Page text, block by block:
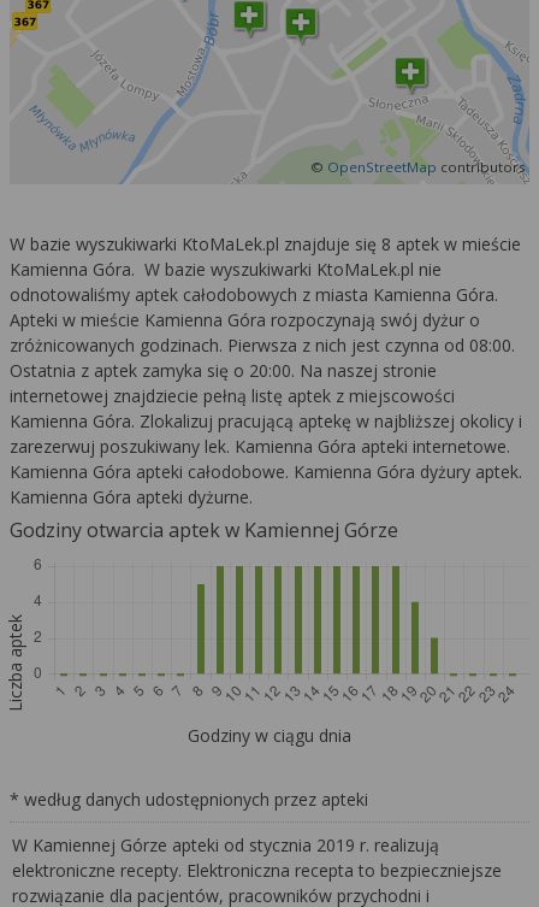
© OpenStreetMap contributors
W bazie wyszukiwarki KtoMaLek.pl znajduje się 8 aptek w mieście
Kamienna Góra. W bazie wyszukiwarki KtoMaLek.pl nie
odnotowaliśmy aptek całodobowych z miasta Kamienna Góra.
Apteki w mieście Kamienna Góra rozpoczynają swój dyżur o
zróżnicowanych godzinach. Pierwsza z nich jest czynna od 08:00.
Ostatnia z aptek zamyka się o 20:00. Na naszej stronie
internetowej znajdziecie pełną listę aptek z miejscowości
Kamienna Góra. Zlokalizuj pracującą aptekę w najbliższej okolicy i
zarezerwuj poszukiwany lek. Kamienna Góra apteki internetowe.
Kamienna Góra apteki całodobowe. Kamienna Góra dyżury aptek.
Kamienna Góra apteki dyżurne.
Godziny otwarcia aptek w Kamiennej Górze
Liczba aptek
Godziny w ciągu dnia
* według danych udostępnionych przez apteki
W Kamiennej Górze apteki od stycznia 2019 r. realizują
elektroniczne recepty. Elektroniczna recepta to bezpieczniejsze
rozwiązanie dla pacjentów, pracowników przychodni i